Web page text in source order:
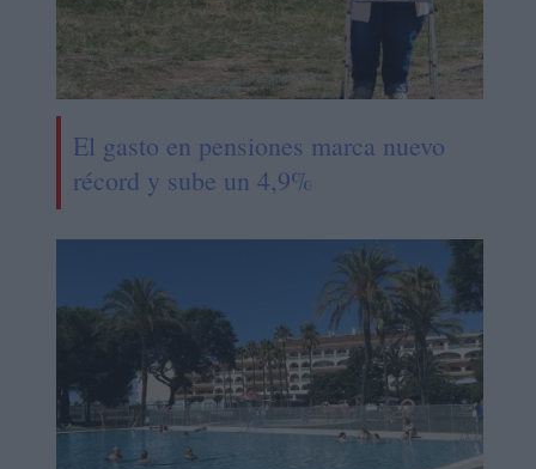
El gasto en pensiones marca nuevo
récord y sube un 4,9%